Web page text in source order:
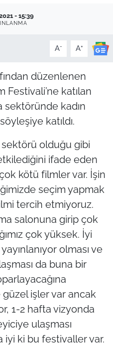
- 15:39
A- A+
düzenlenen
Festivali’ne katılan
sektöründe kadın
katıldı.
olduğu gibi
ifade eden
kötü filmler var. İşin
seçim yapmak
tercih etmiyoruz.
salonuna girip çok
çok yüksek. İyi
olması ve
da buna bir
işler var ancak
1-2 hafta vizyonda
ulaşması
iyi ki bu festivaller var.